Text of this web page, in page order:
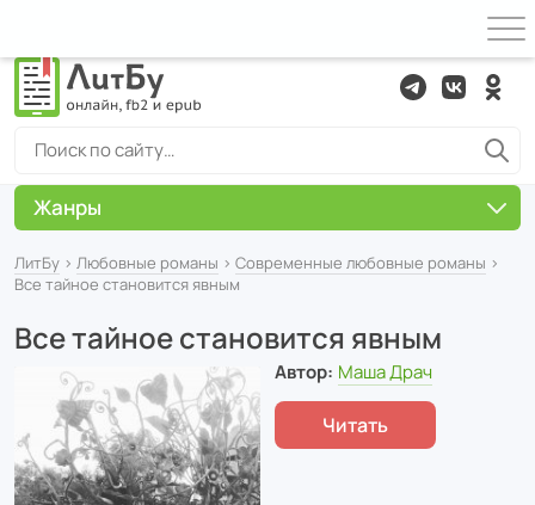
ЛитБу › Любовные романы › Современные любовные романы ›
Все тайное становится явным
Все тайное становится явным
Автор: Маша Драч
Читать
Жанры